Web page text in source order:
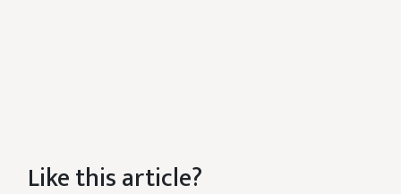
Like this article?